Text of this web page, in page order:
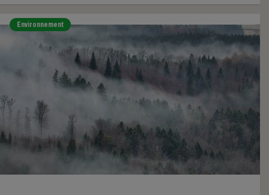
Environnement